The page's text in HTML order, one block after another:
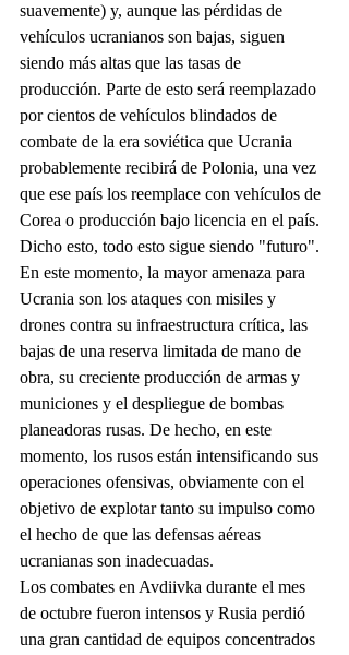
suavemente) y, aunque las pérdidas de
vehículos ucranianos son bajas, siguen
siendo más altas que las tasas de
producción. Parte de esto será reemplazado
por cientos de vehículos blindados de
combate de la era soviética que Ucrania
probablemente recibirá de Polonia, una vez
que ese país los reemplace con vehículos de
Corea o producción bajo licencia en el país.
Dicho esto, todo esto sigue siendo "futuro".
En este momento, la mayor amenaza para
Ucrania son los ataques con misiles y
drones contra su infraestructura crítica, las
bajas de una reserva limitada de mano de
obra, su creciente producción de armas y
municiones y el despliegue de bombas
planeadoras rusas. De hecho, en este
momento, los rusos están intensificando sus
operaciones ofensivas, obviamente con el
objetivo de explotar tanto su impulso como
el hecho de que las defensas aéreas
ucranianas son inadecuadas.
Los combates en Avdiivka durante el mes
de octubre fueron intensos y Rusia perdió
una gran cantidad de equipos concentrados